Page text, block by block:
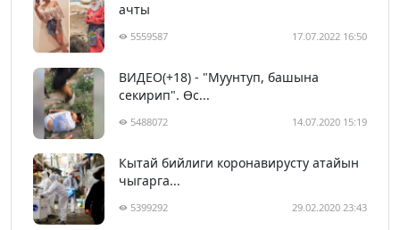
ачты
5559587 17.07.2022 16:50
ВИДЕО(+18) - "Муунтуп, башына
секирип". Өс...
5488072 14.07.2020 15:19
Кытай бийлиги коронавирусту атайын
чыгарга...
5399292 29.02.2020 23:43